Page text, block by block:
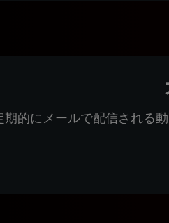
期的にメールで配信される